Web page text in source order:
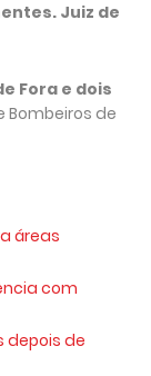
Juiz de
Fora e dois
Bombeiros de
áreas
com
depois de